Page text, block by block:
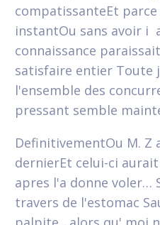
compatissanteEt
instantOu sans avoir i
connaissance
satisfaire entier Toute
l'ensemble des
pressant semble
DefinitivementOu M. Z
dernierEt celui-ci
apres l'a donne voler…
travers de l'estomac